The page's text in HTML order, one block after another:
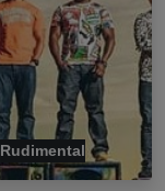
Rudimental